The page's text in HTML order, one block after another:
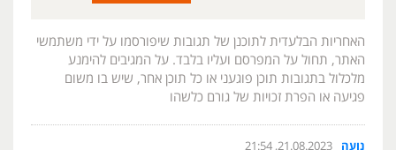
האחריות הבלעדית לתוכנן של תגובות שיפורסמו על ידי משתמשי
האתר, תחול על המפרסם ועליו בלבד. על המגיבים להימנע
מלכלול בתגובות תוכן פוגעני או כל תוכן אחר, שיש בו משום
פגיעה או הפרת זכויות של גורם כלשהו
נועה
21.08.2023, 21:54